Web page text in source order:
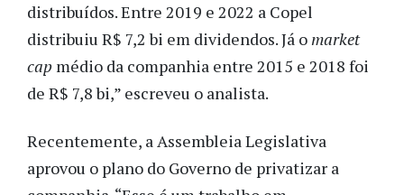
distribuídos. Entre 2019 e 2022 a Copel
distribuiu R$ 7,2 bi em dividendos. Já omarket
cap médio da companhia entre 2015 e 2018 foi
de R$ 7,8 bi,” escreveu o analista.
Recentemente, a Assembleia Legislativa
aprovou o plano do Governo de privatizar a